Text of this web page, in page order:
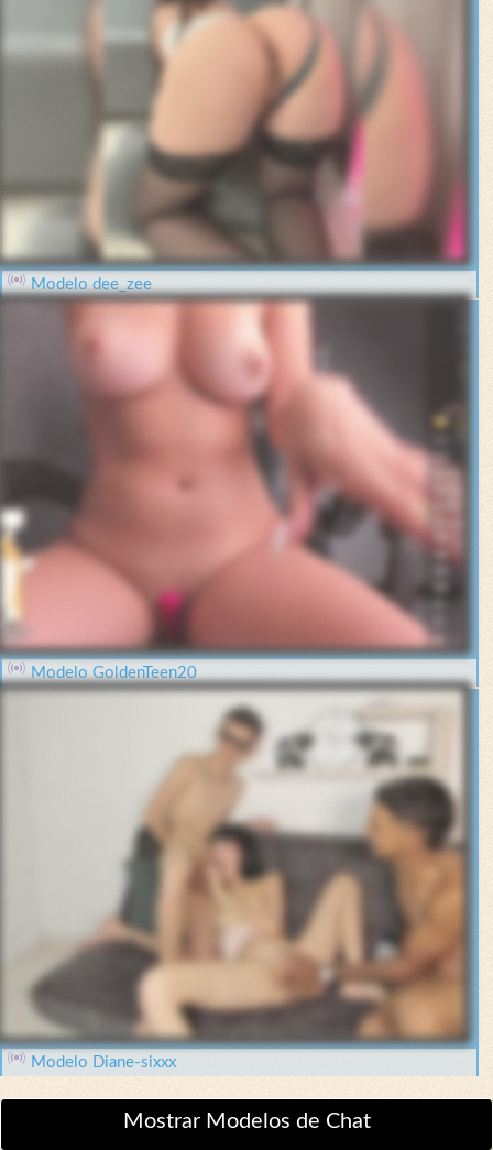
Modelo dee_zee
Modelo GoldenTeen20
Modelo Diane-sixxx
Mostrar Modelos de Chat